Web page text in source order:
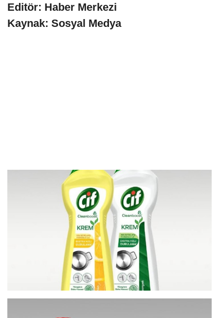
Editör: Haber Merkezi
Kaynak: Sosyal Medya